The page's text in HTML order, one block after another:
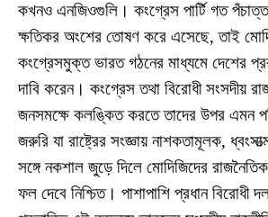
কখনও এনজিওগুলি। কংগ্রেস পার্টি গত
ক্ষতিকর অংশের তোষণ করে এসেছে, তাই
কংগ্রেসমুক্ত ভারত গঠনের মাধ্যমে দেশের
দাবি করেন। কংগ্রেস তথা বিরোধী সংসদীয়
জনসমক্ষে কলঙ্কিত করতে তাদের উপর এমন
জরুরি যা রাষ্ট্রের সংজ্ঞায় নাশকতামূলক,
সঙ্গে নকশাল জুড়ে দিলে মোদিজিদের
ফল দেবে নিশ্চিত। পাশাপাশি প্রধান বিরোধী